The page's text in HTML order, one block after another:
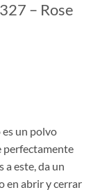
– Rose
es un polvo
perfectamente
a este, da un
en abrir y cerrar